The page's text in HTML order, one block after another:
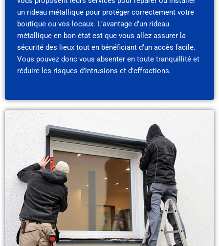
un rideau métallique pour protéger correctement votre
boutique ou vos locaux. L’avantage d’un rideau
métallique en bon état est que vous allez assurer la
sécurité des lieux tout en bénéficiant d’un accès facile.
Vous pouvez donc vous absenter en toute tranquillité et
réduire les risques d’intrusions et d’effractions.